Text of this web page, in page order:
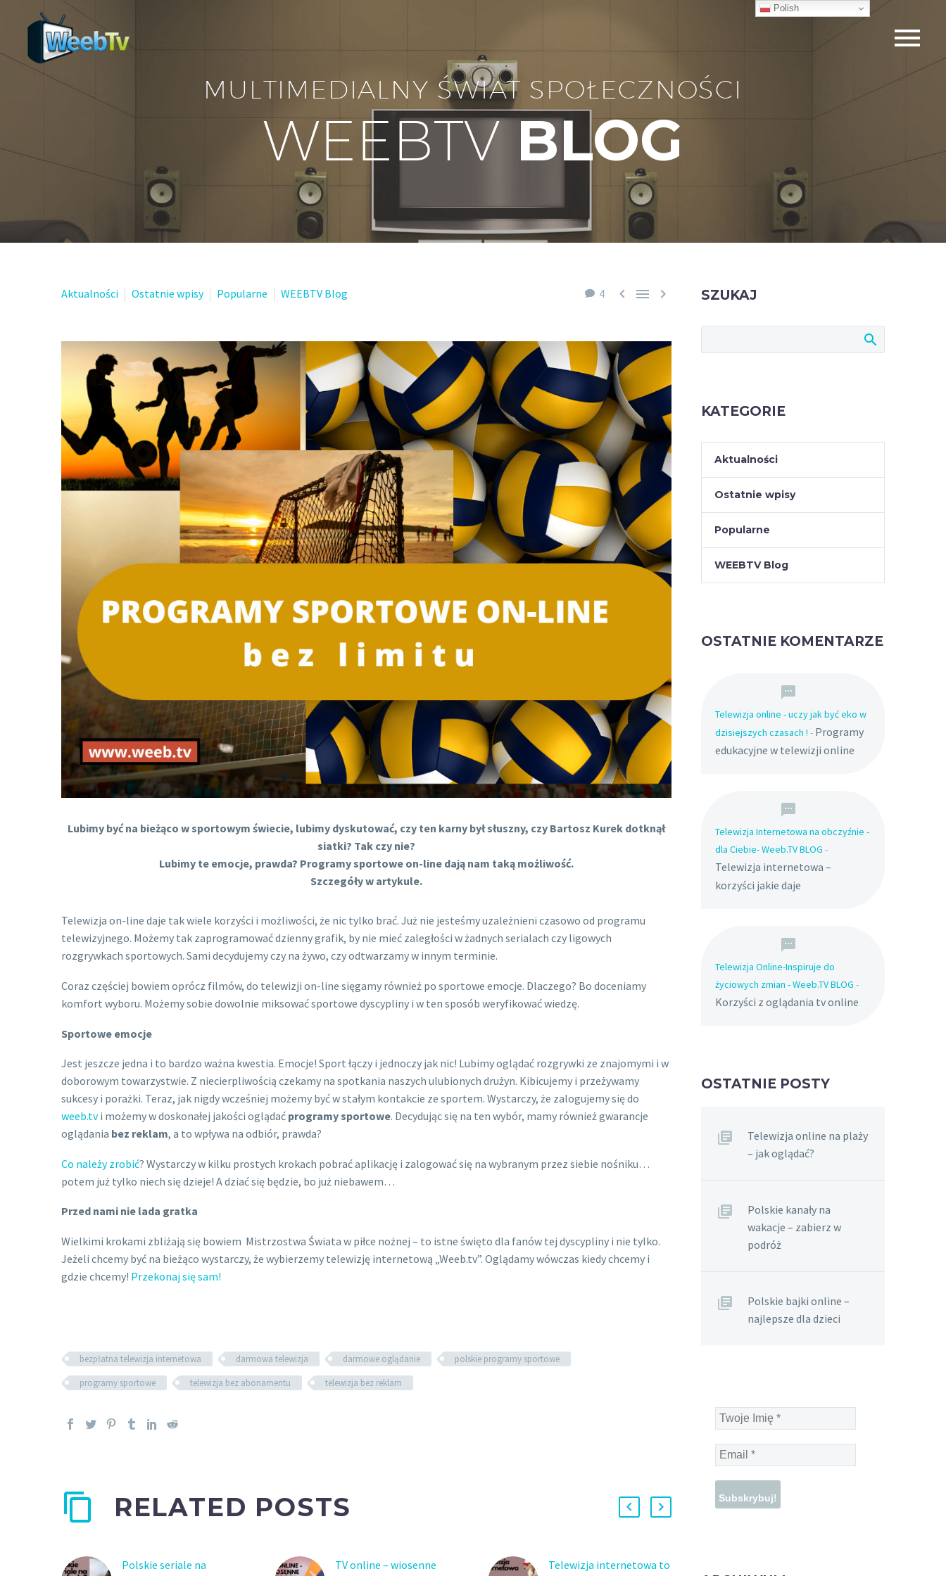
MULTIMEDIALNY ŚWIAT SPOŁECZNOŚCI
WEEBTVBLOG
4   
Aktualności Ostatnie wpisy Popularne WEEBTV Blog
Lubimy być na bieżąco w sportowym świecie, lubimy dyskutować, czy ten karny był słuszny, czy Bartosz Kurek dotknął
siatki? Tak czy nie?
Lubimy te emocje, prawda? Programy sportowe on-line dają nam taką możliwość.
Szczegóły w artykule.
Telewizja on-line daje tak wiele korzyści i możliwości, że nic tylko brać. Już nie jesteśmy uzależnieni czasowo od programu
telewizyjnego. Możemy tak zaprogramować dzienny grafik, by nie mieć zaległości w żadnych serialach czy ligowych
rozgrywkach sportowych. Sami decydujemy czy na żywo, czy odtwarzamy w innym terminie.
Coraz częściej bowiem oprócz filmów, do telewizji on-line sięgamy również po sportowe emocje. Dlaczego? Bo doceniamy
komfort wyboru. Możemy sobie dowolnie miksować sportowe dyscypliny i w ten sposób weryfikować wiedzę.
Sportowe emocje
Jest jeszcze jedna i to bardzo ważna kwestia. Emocje! Sport łączy i jednoczy jak nic! Lubimy oglądać rozgrywki ze znajomymi i w
doborowym towarzystwie. Z niecierpliwością czekamy na spotkania naszych ulubionych drużyn. Kibicujemy i przeżywamy
sukcesy i porażki. Teraz, jak nigdy wcześniej możemy być w stałym kontakcie ze sportem. Wystarczy, że zalogujemy się do
weeb.tvi możemy w doskonałej jakości oglądać programy sportowe. Decydując się na ten wybór, mamy również gwarancje
oglądania bez reklam, a to wpływa na odbiór, prawda?
Co należy zrobić? Wystarczy w kilku prostych krokach pobrać aplikację i zalogować się na wybranym przez siebie nośniku…
potem już tylko niech się dzieje! A dziać się będzie, bo już niebawem…
Przed nami nie lada gratka
Wielkimi krokami zbliżają się bowiem Mistrzostwa Świata w piłce nożnej – to istne święto dla fanów tej dyscypliny i nie tylko.
Jeżeli chcemy być na bieżąco wystarczy, że wybierzemy telewizję internetową „Weeb.tv”. Oglądamy wówczas kiedy chcemy i
gdzie chcemy! Przekonaj się sam!
bezpłatna telewizja internetowa darmowa telewizja darmowe oglądanie
polskie programy sportowe
programy sportowe
telewizja bez abonamentu telewizja bez reklam
RELATED POSTS
Polskie seriale na
TV online – wiosenne
Telewizja internetowa to
SZUKAJ
KATEGORIE
Aktualności
Ostatnie wpisy
Popularne
WEEBTV Blog
OSTATNIE KOMENTARZE
Telewizja online - uczy jak być eko w
dzisiejszych czasach ! - Programy
edukacyjne w telewizji online
Telewizja Internetowa na obczyźnie -
dla Ciebie- Weeb.TV BLOG -
Telewizja internetowa –
korzyści jakie daje
Telewizja Online-Inspiruje do
życiowych zmian - Weeb.TV BLOG -
Korzyści z oglądania tv online
OSTATNIE POSTY
Telewizja online na plaży
– jak oglądać?
Polskie kanały na
wakacje – zabierz w
podróż
Polskie bajki online –
najlepsze dla dzieci
Twoje
Imię
*
Email
*
Polish